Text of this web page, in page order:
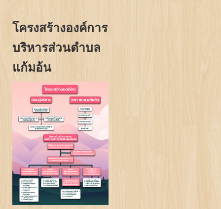
โครงสร้างองค์การ
บริหารส่วนตำบล
แก้มอ้น